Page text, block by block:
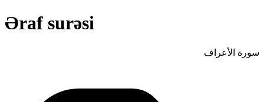
Əraf surəsi
سورة الأعراف